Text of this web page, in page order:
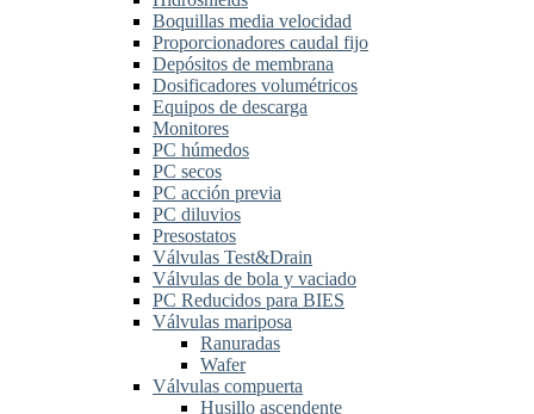
Boquillas media velocidad
Proporcionadores caudal fijo
Depósitos de membrana
Dosificadores volumétricos
Equipos de descarga
Monitores
PC húmedos
PC secos
PC acción previa
PC diluvios
Presostatos
Válvulas Test&Drain
Válvulas de bola y vaciado
PC Reducidos para BIES
Válvulas mariposa
Ranuradas
Wafer
Válvulas compuerta
Husillo ascendente